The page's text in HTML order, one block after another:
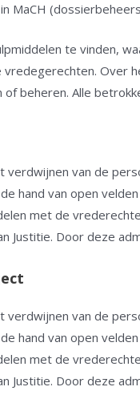
MaCH
te vinden,
Over
beheren. Alle
van de
hand van open
met de
Justitie. Door deze
van de
hand van open
met de
Justitie. Door deze